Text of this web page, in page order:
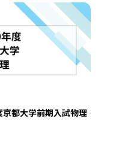
京都大学前期入試物理